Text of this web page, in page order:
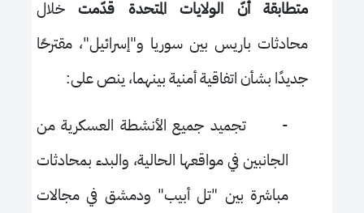
متطابقة أنّ الولايات المتحدة قدّمتخلال
محادثات باريس بين سوريا و"إسرائيل"، مقترحًا
جديدًا بشأن اتفاقية أمنية بينهما، ينص على:
-تجميد جميع الأنشطة العسكرية من
الجانبين في مواقعها الحالية، والبدء بمحادثات
مباشرة بين "تل أبيب" ودمشق في مجالات